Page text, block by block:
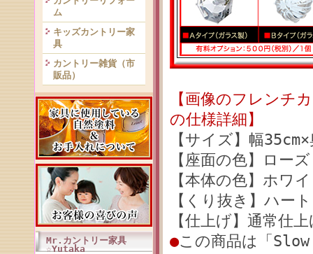
ム
キッズカントリー家
具
カントリー雑貨（市
販品）
Mr.カントリー家具
☆Yutaka
【画像のフレンチ
の仕様詳細】
【サイズ】幅
【座面の色】ロー
【本体の色】ホワ
【くり抜き】ハート
【仕上げ】通常仕
●この商品は「